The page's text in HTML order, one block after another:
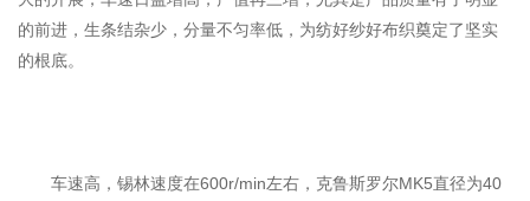
的前进，生条结杂少，分量不匀率低，为纺好纱好布织奠定了坚实
的根底。
车速高，锡林速度在600r/min左右，克鲁斯罗尔MK5直径为40